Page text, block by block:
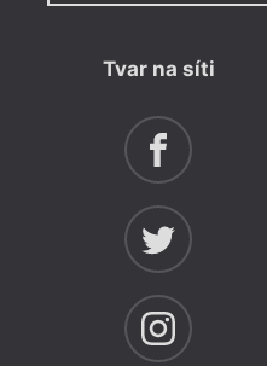
Tvar na síti